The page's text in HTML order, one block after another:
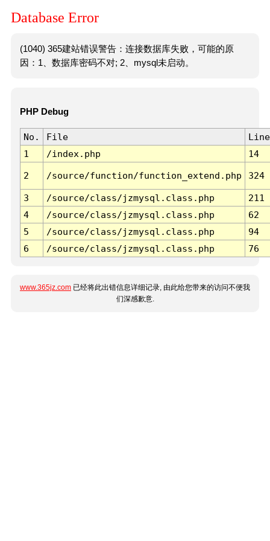
Database Error
(1040) 365建站错误警告：连接数据库失败，可能的原
因：1、数据库密码不对; 2、mysql未启动。
PHP Debug
No. File
Line
1
/index.php 14
2 /source/function/function_extend.php 324
3 /source/class/jzmysql.class.php
211
4
/source/class/jzmysql.class.php
62
5
/source/class/jzmysql.class.php
94
6
/source/class/jzmysql.class.php 76
www.365jz.com 已经将此出错信息详细记录, 由此给您带来的访问不便我
们深感歉意.